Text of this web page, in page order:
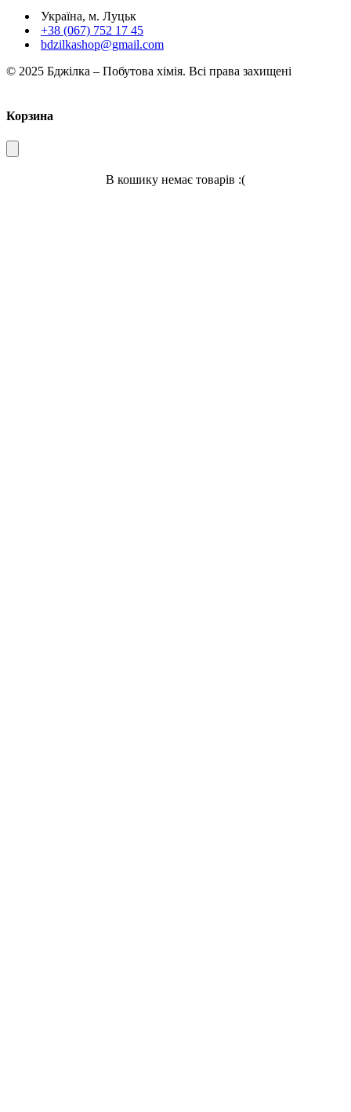
Україна, м. Луцьк
+38 (067) 752 17 45
bdzilkashop@gmail.com
© 2025 Бджілка – Побутова хімія. Всі права захищені
Корзина
В кошику немає товарів :(